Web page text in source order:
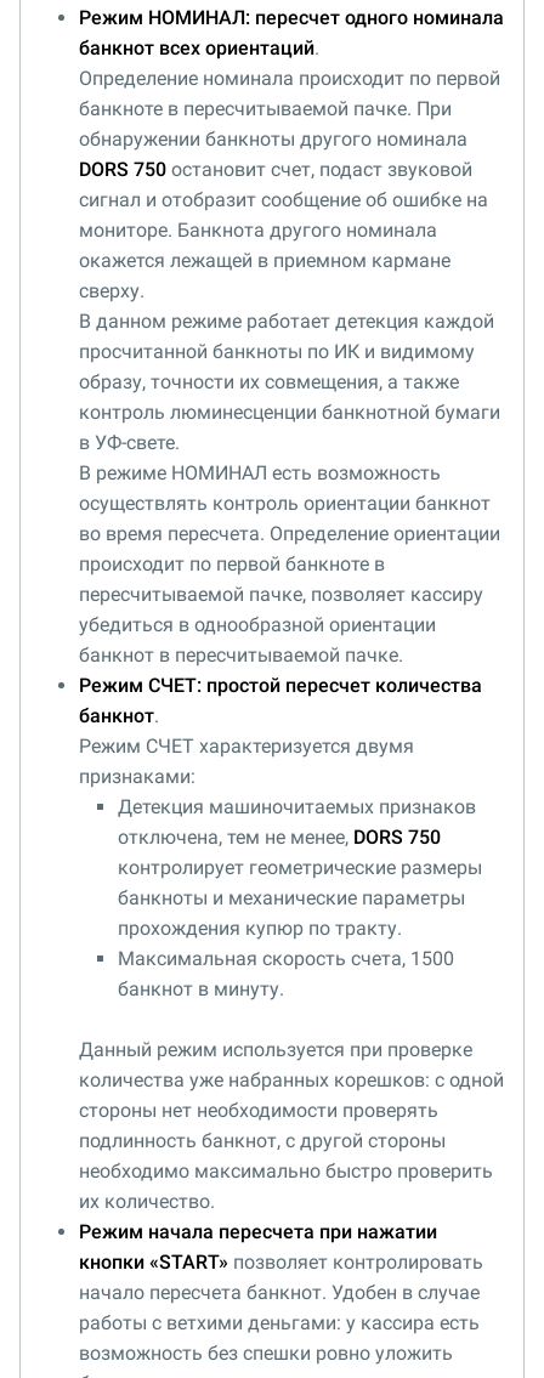
Режим НОМИНАЛ: пересчет одного номинала
банкнот всех ориентаций.
Определение номинала происходит по первой
банкноте в пересчитываемой пачке. При
обнаружении банкноты другого номинала
DORS 750 остановит счет, подаст звуковой
сигнал и отобразит сообщение об ошибке на
мониторе. Банкнота другого номинала
окажется лежащей в приемном кармане
сверху.
В данном режиме работает детекция каждой
просчитанной банкноты по ИК и видимому
образу, точности их совмещения, а также
контроль люминесценции банкнотной бумаги
в УФ-свете.
В режиме НОМИНАЛ есть возможность
осуществлять контроль ориентации банкнот
во время пересчета. Определение ориентации
происходит по первой банкноте в
пересчитываемой пачке, позволяет кассиру
убедиться в однообразной ориентации
банкнот в пересчитываемой пачке.
Режим СЧЕТ: простой пересчет количества
банкнот.
Режим СЧЕТ характеризуется двумя
признаками:
Детекция машиночитаемых признаков
отключена, тем не менее, DORS 750
контролирует геометрические размеры
банкноты и механические параметры
прохождения купюр по тракту.
Максимальная скорость счета, 1500
банкнот в минуту.
Данный режим используется при проверке
количества уже набранных корешков: с одной
стороны нет необходимости проверять
подлинность банкнот, с другой стороны
необходимо максимально быстро проверить
их количество.
Режим начала пересчета при нажатии
кнопки «START» позволяет контролировать
начало пересчета банкнот. Удобен в случае
работы с ветхими деньгами: у кассира есть
возможность без спешки ровно уложить